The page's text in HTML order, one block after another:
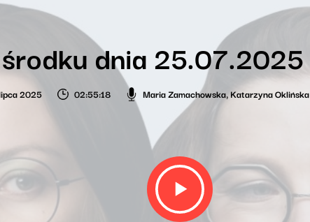
dnia 25.07.2025
2025 02:55:18 Maria Zamachowska,Katarzyna Oklińska